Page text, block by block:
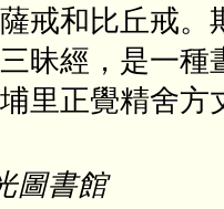
戒和比丘戒
昧經，是一
里正覺精舍
圖書館